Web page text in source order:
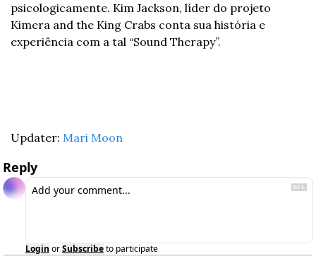
psicologicamente. Kim Jackson, líder do projeto
Kimera and the King Crabs conta sua história e
experiência com a tal “Sound Therapy”.
Updater: Mari Moon
Reply
Login orSubscribeto participate